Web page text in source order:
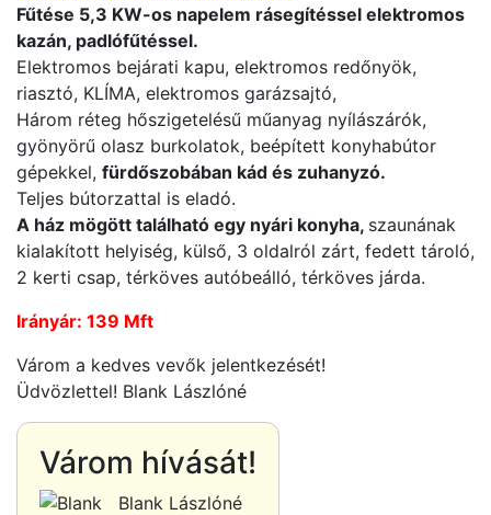
Fűtése 5,3 KW-os napelem rásegítéssel elektromos
kazán, padlófűtéssel.
Elektromos bejárati kapu, elektromos redőnyök,
riasztó, KLÍMA, elektromos garázsajtó,
Három réteg hőszigetelésű műanyag nyílászárók,
gyönyörű olasz burkolatok, beépített konyhabútor
gépekkel, fürdőszobában kád és zuhanyzó.
Teljes bútorzattal is eladó.
A ház mögött található egy nyári konyha, szaunának
kialakított helyiség, külső, 3 oldalról zárt, fedett tároló,
2 kerti csap, térköves autóbeálló, térköves járda.
Irányár: 139 Mft
Várom a kedves vevők jelentkezését!
Üdvözlettel! Blank Lászlóné
Várom hívását!
Blank Lászlóné